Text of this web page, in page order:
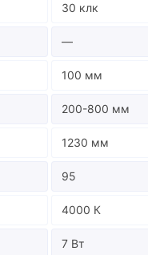
30 клк
—
100 мм
200-800 мм
1230 мм
95
4000 К
7 Вт